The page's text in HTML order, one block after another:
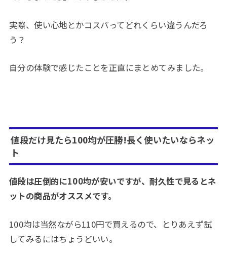
実際、使い心地とかコスパってどれくらい違うんだろ
う？
自分の体験で感じたことを正直にまとめてみました。
値段だけ見たら100均が圧勝!長く使いたいならネッ
ト
値段は圧倒的に100均が安いですが、耐久性で見るとネ
ットの商品がオススメです。
100均は当然ながら110円で買えるので、とりあえず試
してみるにはちょうどいい。